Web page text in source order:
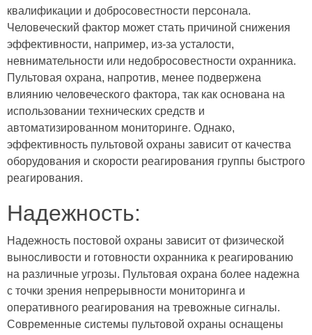
квалификации и добросовестности персонала.
Человеческий фактор может стать причиной снижения
эффективности, например, из-за усталости,
невнимательности или недобросовестности охранника.
Пультовая охрана, напротив, менее подвержена
влиянию человеческого фактора, так как основана на
использовании технических средств и
автоматизированном мониторинге. Однако,
эффективность пультовой охраны зависит от качества
оборудования и скорости реагирования группы быстрого
реагирования.
Надежность:
Надежность постовой охраны зависит от физической
выносливости и готовности охранника к реагированию
на различные угрозы. Пультовая охрана более надежна
с точки зрения непрерывности мониторинга и
оперативного реагирования на тревожные сигналы.
Современные системы пультовой охраны оснащены